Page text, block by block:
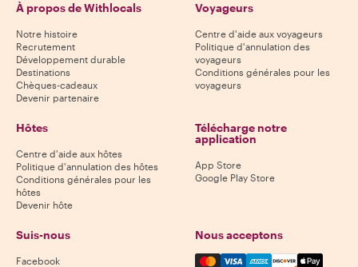
À propos de Withlocals
Notre histoire
Recrutement
Développement durable
Destinations
Chèques-cadeaux
Devenir partenaire
Voyageurs
Centre d'aide aux voyageurs
Politique d'annulation des
voyageurs
Conditions générales pour les
voyageurs
Hôtes
Centre d'aide aux hôtes
Politique d'annulation des hôtes
Conditions générales pour les
hôtes
Devenir hôte
Télécharge notre
application
App Store
Google Play Store
Suis-nous
Facebook
Nous acceptons
Mastercard, Visa, Amex,